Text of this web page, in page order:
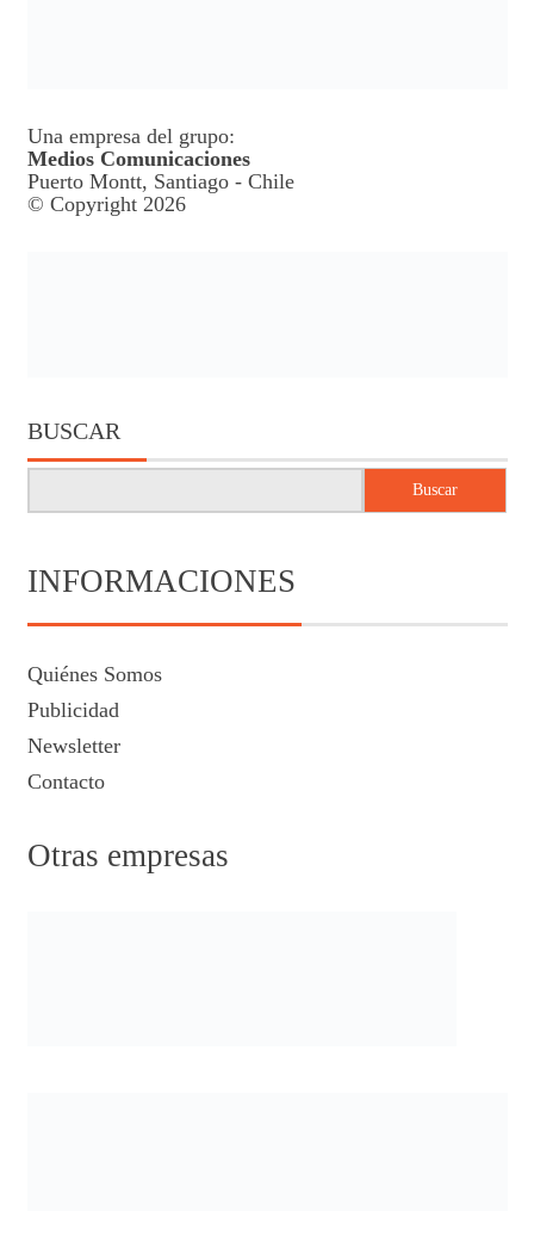
Una empresa del grupo:
Medios Comunicaciones
Puerto Montt, Santiago - Chile
© Copyright 2026
BUSCAR
Buscar
INFORMACIONES
Quiénes Somos
Publicidad
Newsletter
Contacto
Otras empresas